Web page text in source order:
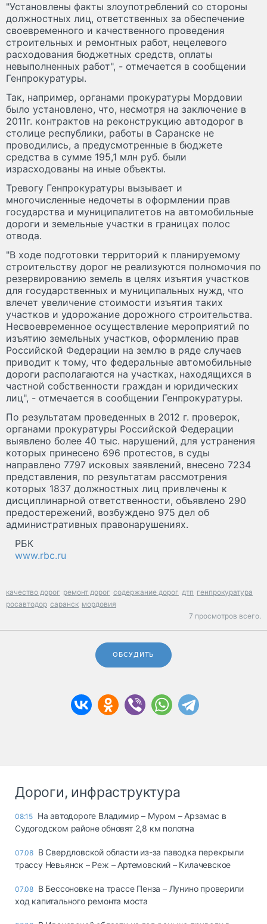
"Установлены факты злоупотреблений со стороны
должностных лиц, ответственных за обеспечение
своевременного и качественного проведения
строительных и ремонтных работ, нецелевого
расходования бюджетных средств, оплаты
невыполненных работ", - отмечается в сообщении
Генпрокуратуры.
Так, например, органами прокуратуры Мордовии
было установлено, что, несмотря на заключение в
2011г. контрактов на реконструкцию автодорог в
столице республики, работы в Саранске не
проводились, а предусмотренные в бюджете
средства в сумме 195,1 млн руб. были
израсходованы на иные объекты.
Тревогу Генпрокуратуры вызывает и
многочисленные недочеты в оформлении прав
государства и муниципалитетов на автомобильные
дороги и земельные участки в границах полос
отвода.
"В ходе подготовки территорий к планируемому
строительству дорог не реализуются полномочия по
резервированию земель в целях изъятия участков
для государственных и муниципальных нужд, что
влечет увеличение стоимости изъятия таких
участков и удорожание дорожного строительства.
Несвоевременное осуществление мероприятий по
изъятию земельных участков, оформлению прав
Российской Федерации на землю в ряде случаев
приводит к тому, что федеральные автомобильные
дороги располагаются на участках, находящихся в
частной собственности граждан и юридических
лиц", - отмечается в сообщении Генпрокуратуры.
По результатам проведенных в 2012 г. проверок,
органами прокуратуры Российской Федерации
выявлено более 40 тыс. нарушений, для устранения
которых принесено 696 протестов, в суды
направлено 7797 исковых заявлений, внесено 7234
представления, по результатам рассмотрения
которых 1837 должностных лиц привлечены к
дисциплинарной ответственности, объявлено 290
предостережений, возбуждено 975 дел об
административных правонарушениях.
РБК
www.rbc.ru
качество дорог ремонт дорог содержание дорог дтп генпрокуратура
росавтодор саранск мордовия
7 просмотров всего.
ОБСУДИТЬ
Дороги, инфраструктура
08:15 На автодороге Владимир – Муром – Арзамас в
Судогодском районе обновят 2,8 км полотна
07.08 В Свердловской области из-за паводка перекрыли
трассу Невьянск – Реж – Артемовский – Килачевское
07.08 В Бессоновке на трассе Пенза – Лунино проверили
ход капитального ремонта моста